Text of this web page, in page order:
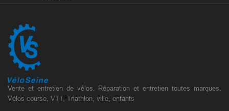
Vente et entretien de vélos. Réparation et entretien toutes marques.
Vélos course, VTT, Triathlon, ville, enfants